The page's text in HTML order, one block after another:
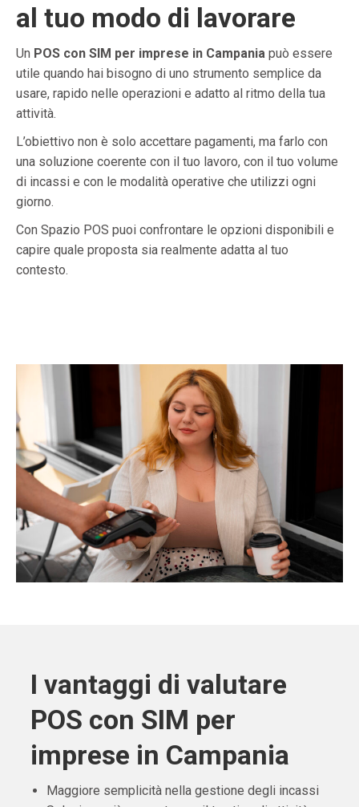
al tuo modo di lavorare
Un POS con SIM per imprese in Campania può essere
utile quando hai bisogno di uno strumento semplice da
usare, rapido nelle operazioni e adatto al ritmo della tua
attività.
L’obiettivo non è solo accettare pagamenti, ma farlo con
una soluzione coerente con il tuo lavoro, con il tuo volume
di incassi e con le modalità operative che utilizzi ogni
giorno.
Con Spazio POS puoi confrontare le opzioni disponibili e
capire quale proposta sia realmente adatta al tuo
contesto.
I vantaggi di valutare
POS con SIM per
imprese in Campania
Maggiore semplicità nella gestione degli incassi